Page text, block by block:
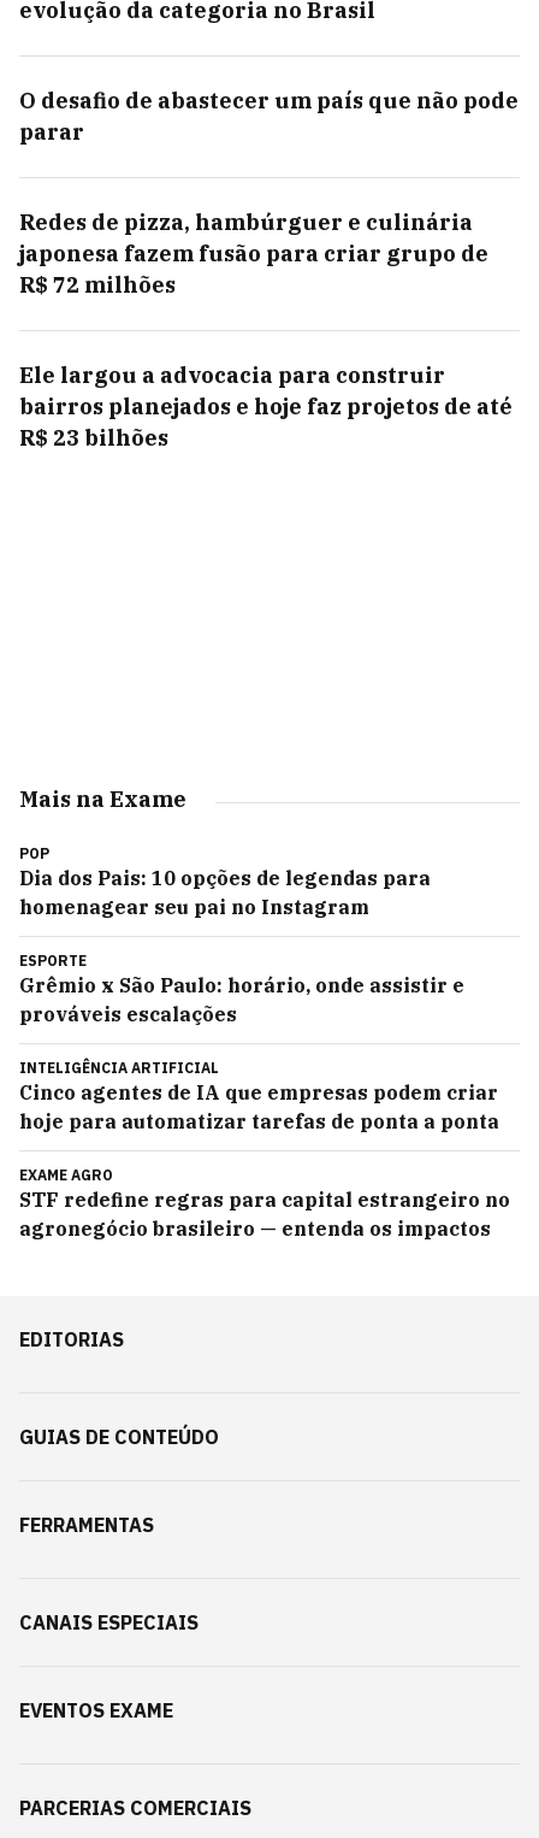
evolução da categoria no Brasil
O desafio de abastecer um país que não pode
parar
Redes de pizza, hambúrguer e culinária
japonesa fazem fusão para criar grupo de
R$ 72 milhões
Ele largou a advocacia para construir
bairros planejados e hoje faz projetos de até
R$ 23 bilhões
Mais na Exame
POP
Dia dos Pais: 10 opções de legendas para
homenagear seu pai no Instagram
ESPORTE
Grêmio x São Paulo: horário, onde assistir e
prováveis escalações
INTELIGÊNCIA ARTIFICIAL
Cinco agentes de IA que empresas podem criar
hoje para automatizar tarefas de ponta a ponta
EXAME AGRO
STF redefine regras para capital estrangeiro no
agronegócio brasileiro — entenda os impactos
EDITORIAS
GUIAS DE CONTEÚDO
FERRAMENTAS
CANAIS ESPECIAIS
EVENTOS EXAME
PARCERIAS COMERCIAIS